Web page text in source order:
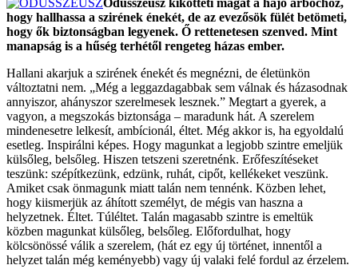
Odüsszeusz kikötteti magát a hajó árbochoz,
hogy hallhassa a szirének énekét, de az evezősök fülét betömeti,
hogy ők biztonságban legyenek. Ő rettenetesen szenved. Mint
manapság is a hűség terhétől rengeteg házas ember.
Hallani akarjuk a szirének énekét és megnézni, de életünkön
változtatni nem. „Még a leggazdagabbak sem válnak és házasodnak
annyiszor, ahányszor szerelmesek lesznek.” Megtart a gyerek, a
vagyon, a megszokás biztonsága – maradunk hát. A szerelem
mindenesetre lelkesít, ambícionál, éltet. Még akkor is, ha egyoldalú
esetleg. Inspirálni képes. Hogy magunkat a legjobb szintre emeljük
külsőleg, belsőleg. Hiszen tetszeni szeretnénk. Erőfeszítéseket
teszünk: szépítkezünk, edzünk, ruhát, cipőt, kellékeket veszünk.
Amiket csak önmagunk miatt talán nem tennénk. Közben lehet,
hogy kiismerjük az áhított személyt, de mégis van haszna a
helyzetnek. Éltet. Túléltet. Talán magasabb szintre is emeltük
közben magunkat külsőleg, belsőleg. Előfordulhat, hogy
kölcsönössé válik a szerelem, (hát ez egy új történet, innentől a
helyzet talán még keményebb) vagy új valaki felé fordul az érzelem.